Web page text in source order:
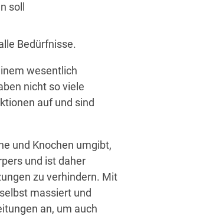
soll
Bedürfnisse.
wesentlich
nicht so viele
auf und sind
und Knochen umgibt,
und ist daher
zu verhindern. Mit
massiert und
an, um auch